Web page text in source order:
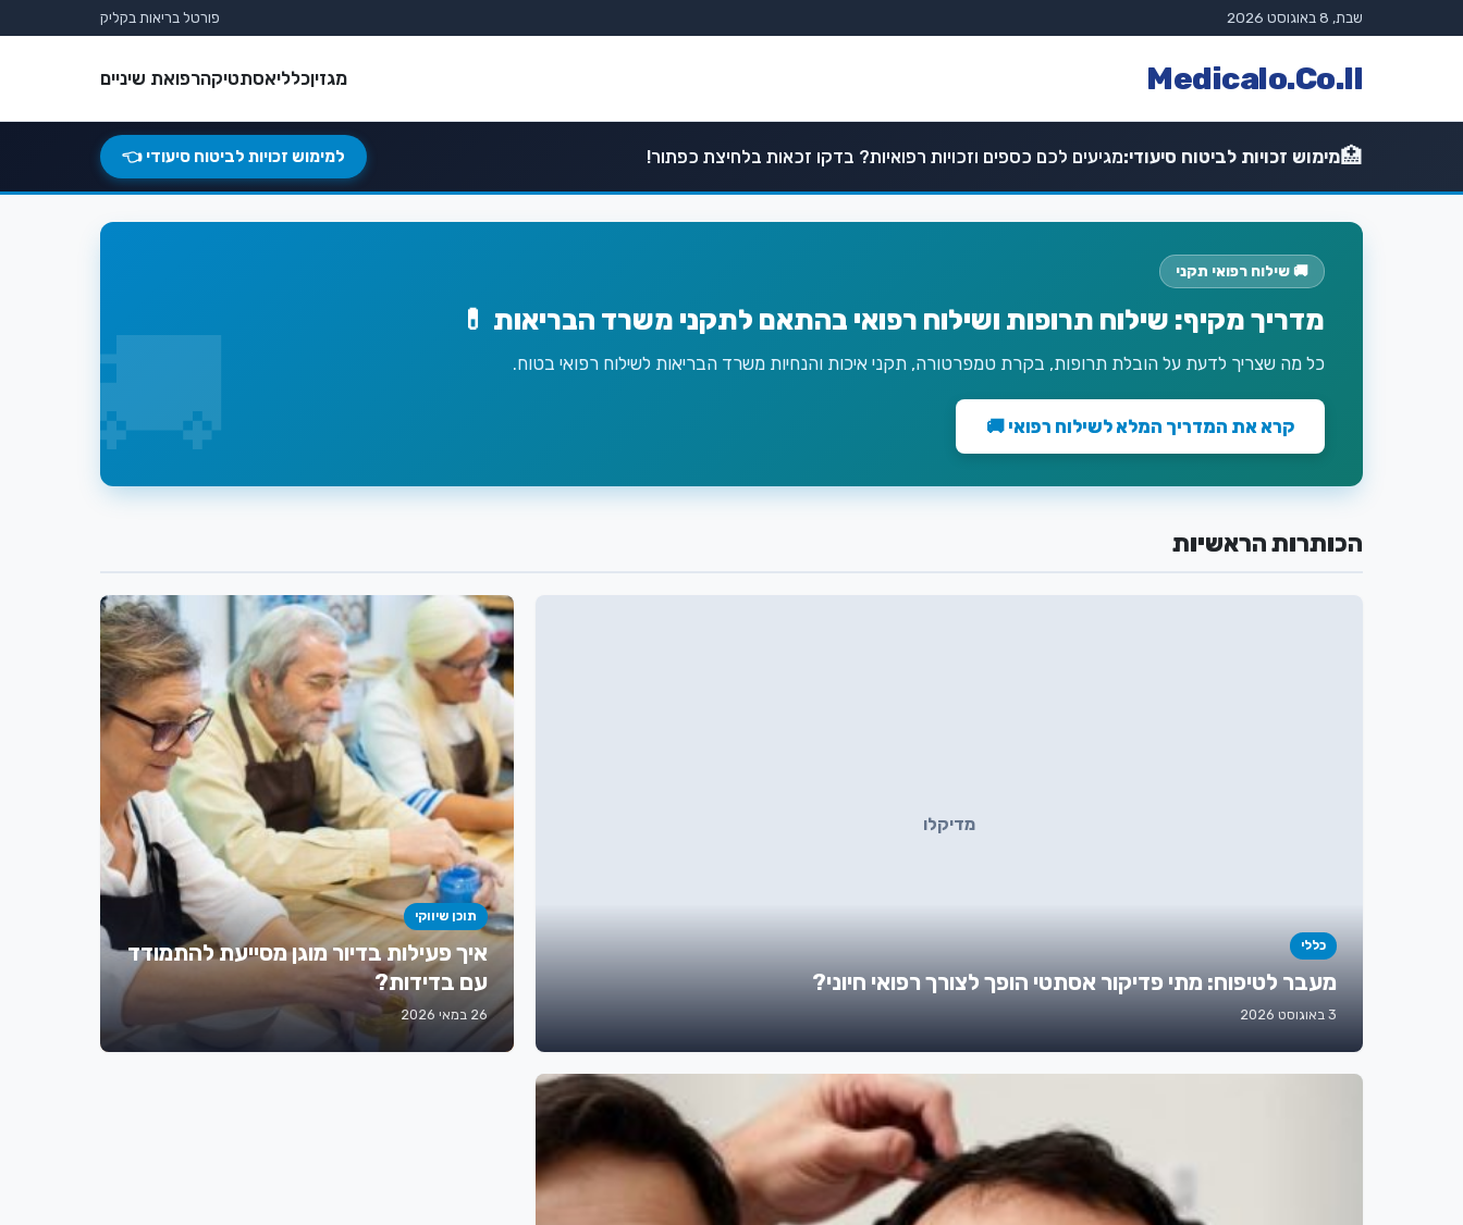
שבת, 8 באוגוסט 2026 פורטל בריאות בקליק
Medicalo.Co.Il מגזיןכלליאסתטיקהרפואת שיניים
🏥מימוש זכויות לביטוח סיעודי:מגיעים לכם כספים וזכויות רפואיות? בדקו זכאות בלחיצת כפתור! למימוש זכויות לביטוח סיעודי 👈
🚚 שילוח רפואי תקני
מדריך מקיף: שילוח תרופות ושילוח רפואי בהתאם לתקני משרד הבריאות 💊
כל מה שצריך לדעת על הובלת תרופות, בקרת טמפרטורה, תקני איכות והנחיות משרד הבריאות לשילוח רפואי בטוח.
קרא את המדריך המלא לשילוח רפואי 🚚
הכותרות הראשיות
מדיקלו
כללי
מעבר לטיפוח: מתי פדיקור אסתטי הופך לצורך רפואי חיוני?
3 באוגוסט 2026
תוכן שיווקי
איך פעילות בדיור מוגן מסייעת להתמודד
עם בדידות?
26 במאי 2026